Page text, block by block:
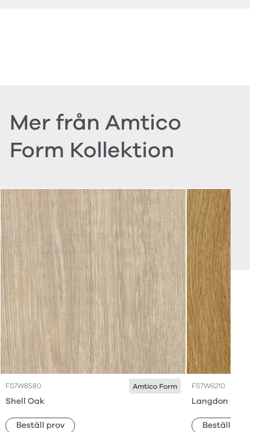
Mer från Amtico
Form Kollektion
FS7W8580 Amtico Form
Shell Oak
Beställ prov
FS7W6210
Langdon Oak
Beställ prov